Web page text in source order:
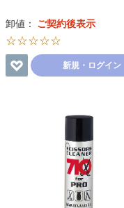
卸値： ご契約後表示
☆☆☆☆☆
新規・ログイン